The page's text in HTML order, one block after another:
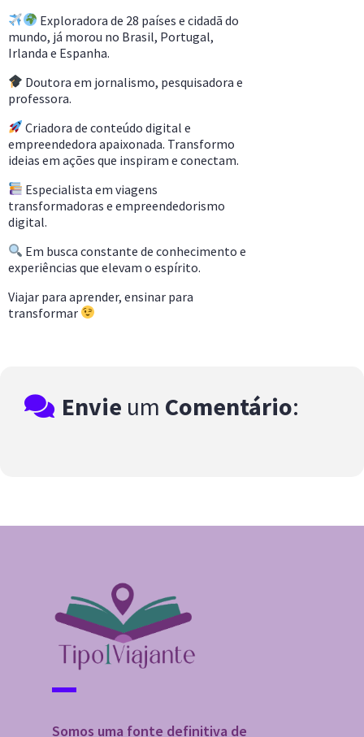
Exploradora de 28 países e cidadã do
mundo, já morou no Brasil, Portugal,
Irlanda e Espanha.
Doutora em jornalismo, pesquisadora e
professora.
Criadora de conteúdo digital e
empreendedora apaixonada. Transformo
ideias em ações que inspiram e conectam.
Especialista em viagens
transformadoras e empreendedorismo
digital.
Em busca constante de conhecimento e
experiências que elevam o espírito.
Viajar para aprender, ensinar para
transformar
Envie um Comentário:
Somos uma fonte definitiva de